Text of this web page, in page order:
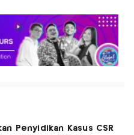
Penyidikan Kasus CSR